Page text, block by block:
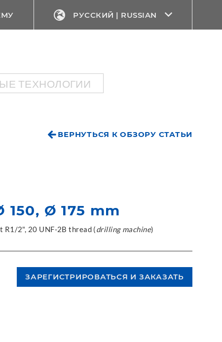
РУССКИЙ | RUSSIAN
ТЕХНОЛОГИИ
ВЕРНУТЬСЯ К ОБЗОРУ СТАТЬИ
Ø 175 mm
R1/2", 20 UNF-2B thread (drilling machine)